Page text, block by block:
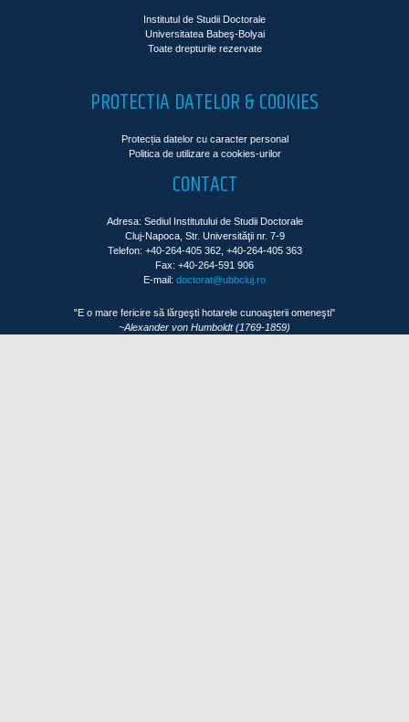
Institutul de Studii Doctorale
Universitatea Babeş-Bolyai
Toate drepturile rezervate
PROTECTIA DATELOR & COOKIES
Protecția datelor cu caracter personal
Politica de utilizare a cookies-urilor
CONTACT
Adresa: Sediul Institutului de Studii Doctorale
Cluj-Napoca, Str. Universităţii nr. 7-9
Telefon: +40-264-405 362, +40-264-405 363
Fax: +40-264-591 906
E-mail: doctorat@ubbcluj.ro
"E o mare fericire să lărgeşti hotarele cunoaşterii omeneşti"
~Alexander von Humboldt (1769-1859)